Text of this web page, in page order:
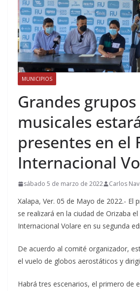
MUNICIPIOS
Grandes grupos
musicales
presentes en el
Internacional
sábado 5 de marzo de 2022 Carlos
Xalapa, Ver. 05 de Mayo de 2022.- El
se realizará en la ciudad de Orizaba el
Internacional Volare en su segunda
De acuerdo al comité organizador,
el vuelo de globos aerostáticos y
Habrá tres escenarios, el primero de